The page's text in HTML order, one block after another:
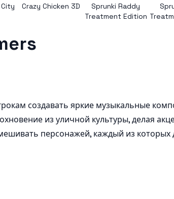
City Crazy Chicken 3D
Sprunki Raddy
Treatment Edition
создавать яркие музыкальные
из уличной культуры, делая
персонажей, каждый из которых